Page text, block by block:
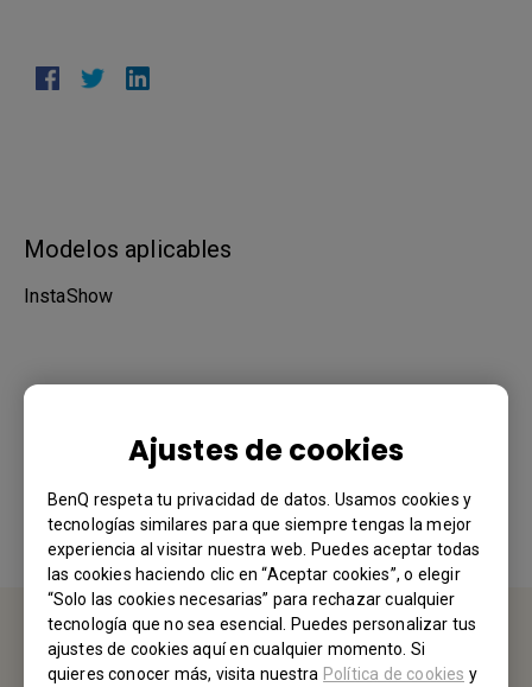
Ajustes de cookies
BenQ respeta tu privacidad de datos. Usamos cookies y
tecnologías similares para que siempre tengas la mejor
experiencia al visitar nuestra web. Puedes aceptar todas
las cookies haciendo clic en “Aceptar cookies”, o elegir
“Solo las cookies necesarias” para rechazar cualquier
tecnología que no sea esencial. Puedes personalizar tus
ajustes de cookies aquí en cualquier momento. Si
quieres conocer más, visita nuestra Política de cookies y
Modelos aplicables
InstaShow
CONTÁCTENOS